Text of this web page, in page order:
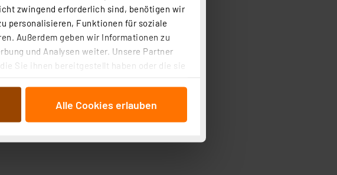
zwingend erforderlich sind, benötigen wir
personalisieren, Funktionen für soziale
Außerdem geben wir Informationen zu
und Analysen weiter. Unsere Partner
Sie ihnen bereitgestellt haben oder die sie
Verarbeitungszwecke (Art. 6
und Anbieter ist durch Klick auf den
dem Link „Cookie Einstellungen“
Alle Cookies erlauben